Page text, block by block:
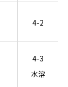
4-2
4-3
水溶